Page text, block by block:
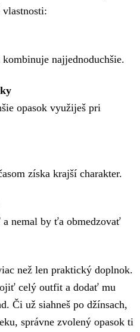
vlastnosti:
najjednoduchšie.
opasok využiješ pri
získa krajší charakter.
nemal by ťa obmedzovať
než len praktický doplnok.
celý outfit a dodať mu
Či už siahneš po džínsach,
správne zvolený opasok ti